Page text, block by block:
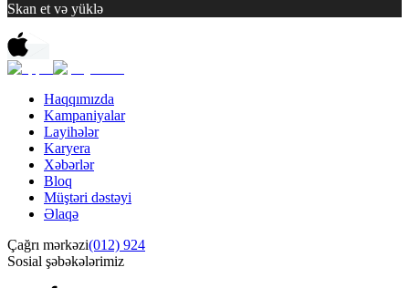
Skan et və yüklə
Haqqımızda
Kampaniyalar
Layihələr
Karyera
Xəbərlər
Bloq
Müştəri dəstəyi
Əlaqə
Çağrı mərkəzi(012) 924
Sosial şəbəkələrimiz